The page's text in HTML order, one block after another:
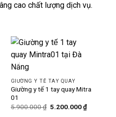
cao chất lượng dịch vụ.
-12%
GIƯỜNG Y TẾ TAY QUAY
Giường y tế 1 tay quay Mitra
01
5.900.000₫ Giá
5.200.000₫Giá
hiện